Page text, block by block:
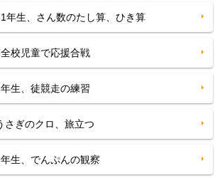
年生、さん数のたし算、ひき算
校児童で応援合戦
生、徒競走の練習
さぎのクロ、旅立つ
生、でんぷんの観察